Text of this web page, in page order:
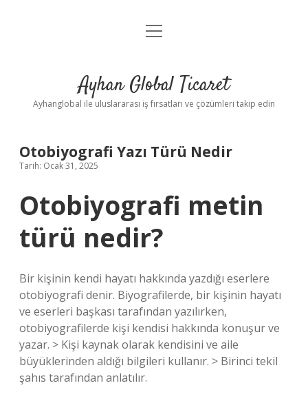
Anasayfa
Yasal Uyarı
menüyü
Ayhan Global Ticaret
Ayhanglobal ile uluslararası iş fırsatları ve çözümleri takip edin
Otobiyografi Yazı Türü Nedir
Tarih: Ocak 31, 2025
Otobiyografi metin
türü nedir?
Bir kişinin kendi hayatı hakkında yazdığı eserlere
otobiyografi denir. Biyografilerde, bir kişinin hayatı
ve eserleri başkası tarafından yazılırken,
otobiyografilerde kişi kendisi hakkında konuşur ve
yazar. > Kişi kaynak olarak kendisini ve aile
büyüklerinden aldığı bilgileri kullanır. > Birinci tekil
şahıs tarafından anlatılır.